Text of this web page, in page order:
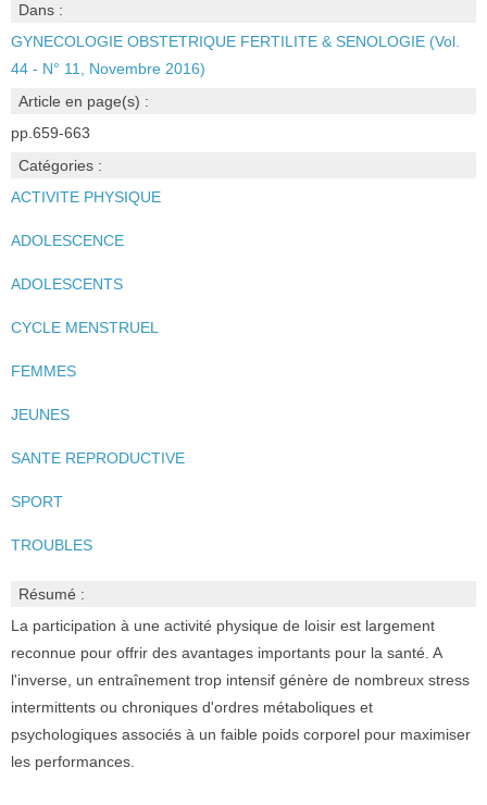
Dans :
GYNECOLOGIE OBSTETRIQUE FERTILITE & SENOLOGIE (Vol.
44 - N° 11, Novembre 2016)
Article en page(s) :
pp.659-663
Catégories :
ACTIVITE PHYSIQUE
ADOLESCENCE
ADOLESCENTS
CYCLE MENSTRUEL
FEMMES
JEUNES
SANTE REPRODUCTIVE
SPORT
TROUBLES
Résumé :
La participation à une activité physique de loisir est largement
reconnue pour offrir des avantages importants pour la santé. A
l'inverse, un entraînement trop intensif génère de nombreux stress
intermittents ou chroniques d'ordres métaboliques et
psychologiques associés à un faible poids corporel pour maximiser
les performances.